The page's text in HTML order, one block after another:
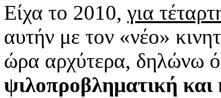
Είχα το 2010, για
αυτήν με τον «νέο»
ώρα αρχύτερα, δηλώνω
ψιλοπροβληματική